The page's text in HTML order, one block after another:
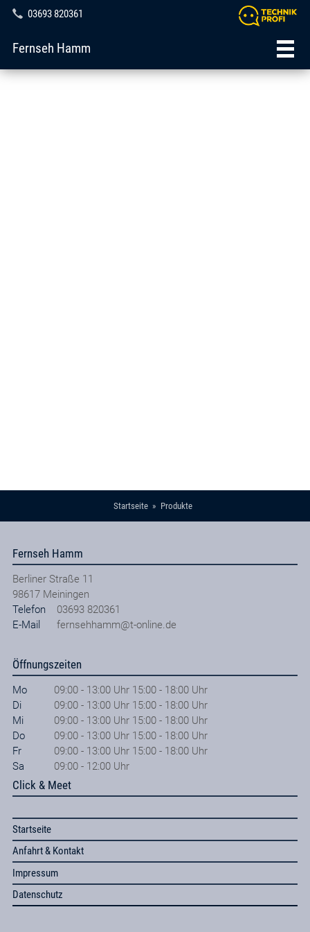
03693 820361
Fernseh Hamm
Startseite Produkte
Fernseh Hamm
Berliner Straße 11
98617 Meiningen
Telefon
03693 820361
E-Mail
fernsehhamm@t-online.de
Öffnungszeiten
Mo
09:00 - 13:00 Uhr 15:00 - 18:00 Uhr
Di
09:00 - 13:00 Uhr 15:00 - 18:00 Uhr
Mi
09:00 - 13:00 Uhr 15:00 - 18:00 Uhr
Do
09:00 - 13:00 Uhr 15:00 - 18:00 Uhr
Fr
09:00 - 13:00 Uhr 15:00 - 18:00 Uhr
Sa
09:00 - 12:00 Uhr
Click & Meet
Startseite
Anfahrt & Kontakt
Impressum
Datenschutz